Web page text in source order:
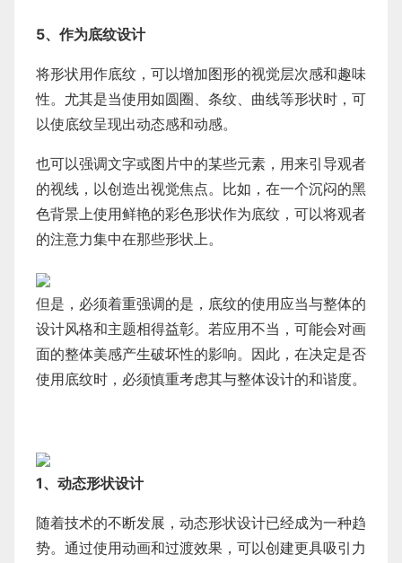
5、作为底纹设计
将形状用作底纹，可以增加图形的视觉层次感和趣味
性。尤其是当使用如圆圈、条纹、曲线等形状时，可
以使底纹呈现出动态感和动感。
也可以强调文字或图片中的某些元素，用来引导观者
的视线，以创造出视觉焦点。比如，在一个沉闷的黑
色背景上使用鲜艳的彩色形状作为底纹，可以将观者
的注意力集中在那些形状上。
但是，必须着重强调的是，底纹的使用应当与整体的
设计风格和主题相得益彰。若应用不当，可能会对画
面的整体美感产生破坏性的影响。因此，在决定是否
使用底纹时，必须慎重考虑其与整体设计的和谐度。
1、动态形状设计
随着技术的不断发展，动态形状设计已经成为一种趋
势。通过使用动画和过渡效果，可以创建更具吸引力